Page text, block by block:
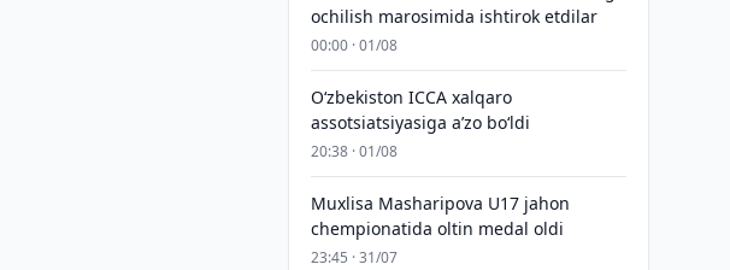
ochilish marosimida ishtirok etdilar
00:00 · 01/08
O‘zbekiston ICCA xalqaro
assotsiatsiyasiga aʼzo bo‘ldi
20:38 · 01/08
Muxlisa Masharipova U17 jahon
chempionatida oltin medal oldi
23:45 · 31/07